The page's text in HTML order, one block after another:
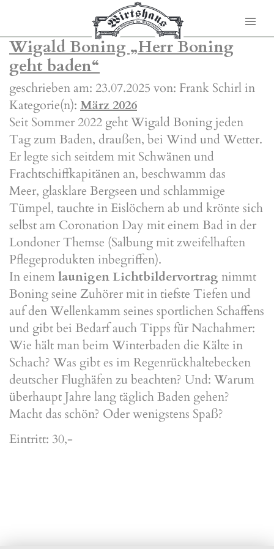
Wigald Boning „Herr Boning
geht baden“
geschrieben am: 23.07.2025 von: Frank Schirl in
Kategorie(n): März 2026
Seit Sommer 2022 geht Wigald Boning jeden
Tag zum Baden, draußen, bei Wind und Wetter.
Er legte sich seitdem mit Schwänen und
Frachtschiffkapitänen an, beschwamm das
Meer, glasklare Bergseen und schlammige
Tümpel, tauchte in Eislöchern ab und krönte sich
selbst am Coronation Day mit einem Bad in der
Londoner Themse (Salbung mit zweifelhaften
Pflegeprodukten inbegriffen).
In einemlaunigen Lichtbildervortrag nimmt
Boning seine Zuhörer mit in tiefste Tiefen und
auf den Wellenkamm seines sportlichen Schaffens
und gibt bei Bedarf auch Tipps für Nachahmer:
Wie hält man beim Winterbaden die Kälte in
Schach? Was gibt es im Regenrückhaltebecken
deutscher Flughäfen zu beachten? Und: Warum
überhaupt Jahre lang täglich Baden gehen?
Macht das schön? Oder wenigstens Spaß?
Eintritt: 30,-